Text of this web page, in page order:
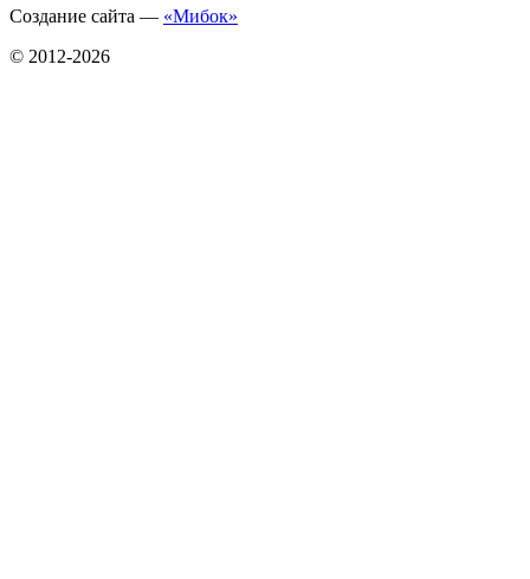
Создание сайта — «Мибок»
© 2012-2026